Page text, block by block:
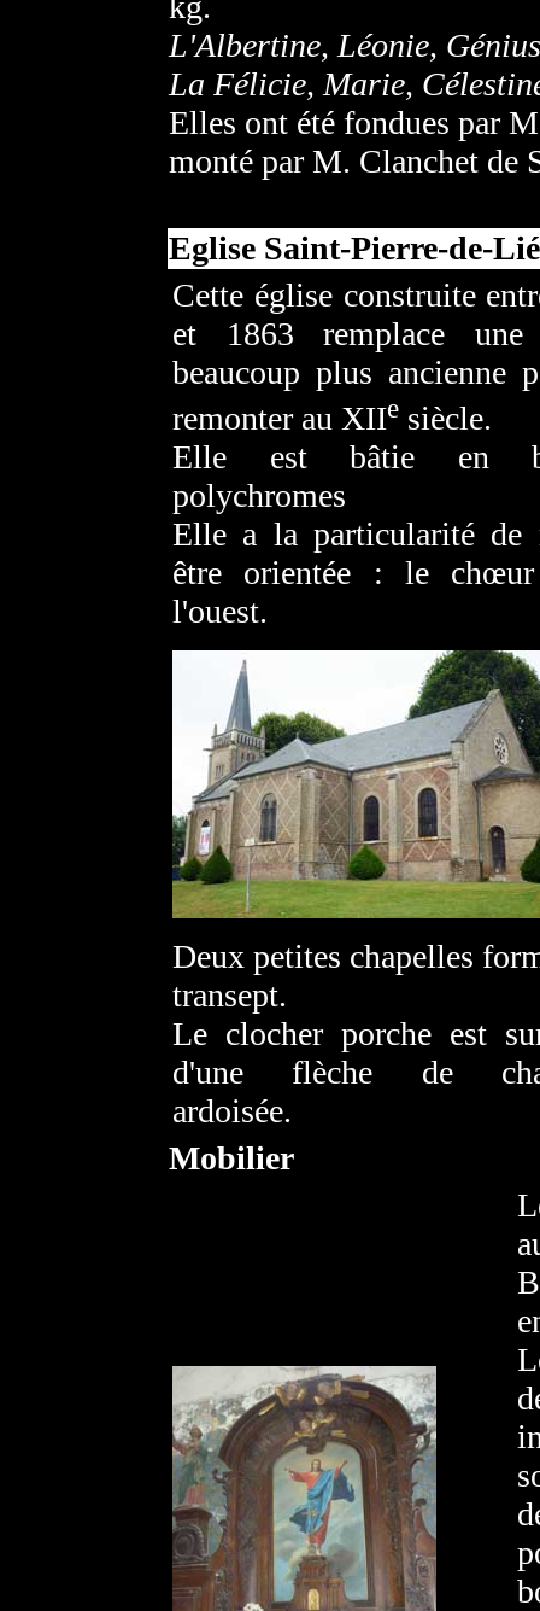
L'Albertine, Léonie,
La Félicie, Marie,
Elles ont été fondues par
monté par M. Clanchet de
Eglise Saint-Pierre-de-
Cette église construite
et 1863 remplace une
beaucoup plus ancienne
remonter au XIIe siècle.
Elle est bâtie en
polychromes
Elle a la particularité de
être orientée : le
l'ouest.
Deux petites chapelles
transept.
Le clocher porche est
d'une flèche de
ardoisée.
Mobilier